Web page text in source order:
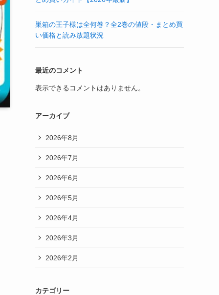
巣箱の王子様は全何巻？全2巻の値段・まとめ買
い価格と読み放題状況
最近のコメント
表示できるコメントはありません。
アーカイブ
2026年8月
2026年7月
2026年6月
2026年5月
2026年4月
2026年3月
2026年2月
カテゴリー